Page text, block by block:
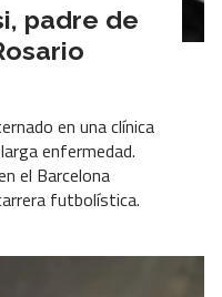
padre de
en una clínica
enfermedad.
el Barcelona
futbolística.